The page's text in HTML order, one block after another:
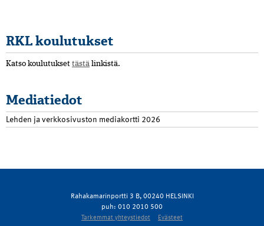
RKL koulutukset
Katso koulutukset tästä linkistä.
Mediatiedot
Lehden ja verkkosivuston mediakortti 2026
Rahakamarinportti 3 B, 00240 HELSINKI
puh: 010 2010 500
Tarkemmat yhteystiedot Evästeet